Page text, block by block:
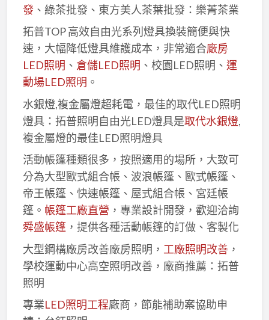
發、綠茶批發、東方美人茶葉批發：樂菁茶業
拓普TOP 高效自由光系列燈具換裝簡便與快
速，大幅降低燈具維護成本，非常適合廠房
LED照明 、 倉儲LED照明 、校園LED照明、 運
動場LED照明 。
水銀燈,複金屬燈超耗電，最佳的取代LED照明
燈具：拓普照明自由光LED燈具是取代水銀燈,
複金屬燈的最佳LED照明燈具
活動帳篷種類很多，按照適用的場所，大致可
分為大型歐式組合帳、波浪帳篷、歐式帳篷、
帝王帳篷、快速帳篷、屋式組合帳、宮廷帳
篷。 帳篷工廠直營 ，專業設計開發，歡迎洽詢
舜盛帳篷，提供各種活動帳篷的訂做、客製化
大型鋼構廠房改善廠房照明， 工廠照明改善，
學校運動中心高空照明改善，廠商推薦：拓普
照明
專業LED照明工程廠商，節能補助案協助申